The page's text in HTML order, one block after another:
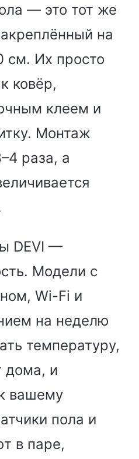
— это тот же
на
см. Их просто
ковёр,
клеем и
Монтаж
раза, а
DEVI —
Модели с
Wi-Fi и
на неделю
температуру,
дома, и
вашему
пола и
в паре,